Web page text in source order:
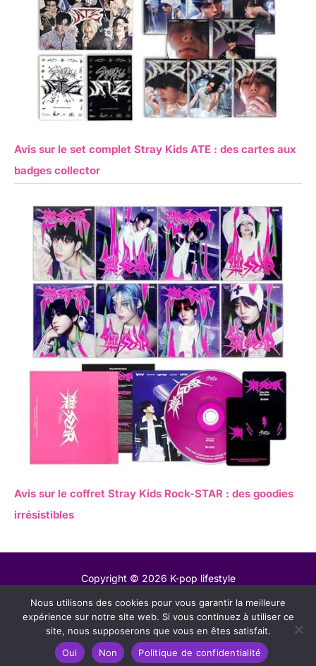
Avis sur le set complet Stray Kids ATE : des cartes aux
badges collector
Avis sur le coffret Stray Kids Rock-STAR : des goodies
irrésistibles
Copyright © 2026 K-pop lifestyle
Contact
Mentions légales
Politique de confidentialité
Nous utilisons des cookies pour vous garantir la meilleure
expérience sur notre site web. Si vous continuez à utiliser ce
site, nous supposerons que vous en êtes satisfait.
Oui
Non Politique de confidentialité